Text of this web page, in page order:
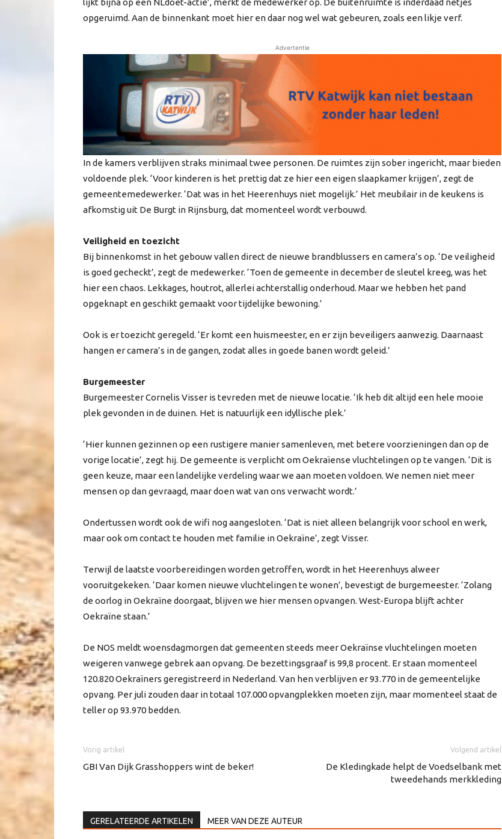
opgeruimd. Aan de binnenkant moet hier en daar nog wel wat gebeuren, zoals een likje verf.
Advertentie
In de kamers verblijven straks minimaal twee personen. De ruimtes zijn sober ingericht, maar bieden
voldoende plek. ‘Voor kinderen is het prettig dat ze hier een eigen slaapkamer krijgen’, zegt de
gemeentemedewerker. ‘Dat was in het Heerenhuys niet mogelijk.’ Het meubilair in de keukens is
afkomstig uit De Burgt in Rijnsburg, dat momenteel wordt verbouwd.
Veiligheid en toezicht
Bij binnenkomst in het gebouw vallen direct de nieuwe brandblussers en camera’s op. ‘De veiligheid
is goed gecheckt’, zegt de medewerker. ‘Toen de gemeente in december de sleutel kreeg, was het
hier een chaos. Lekkages, houtrot, allerlei achterstallig onderhoud. Maar we hebben het pand
opgeknapt en geschikt gemaakt voor tijdelijke bewoning.’
Ook is er toezicht geregeld. ‘Er komt een huismeester, en er zijn beveiligers aanwezig. Daarnaast
hangen er camera’s in de gangen, zodat alles in goede banen wordt geleid.’
Burgemeester
Burgemeester Cornelis Visser is tevreden met de nieuwe locatie. ‘Ik heb dit altijd een hele mooie
plek gevonden in de duinen. Het is natuurlijk een idyllische plek.’
‘Hier kunnen gezinnen op een rustigere manier samenleven, met betere voorzieningen dan op de
vorige locatie’, zegt hij. De gemeente is verplicht om Oekraïense vluchtelingen op te vangen. ‘Dit is
geen keuze, maar een landelijke verdeling waar we aan moeten voldoen. We nemen niet meer
mensen op dan gevraagd, maar doen wat van ons verwacht wordt.’
Ondertussen wordt ook de wifi nog aangesloten. ‘Dat is niet alleen belangrijk voor school en werk,
maar ook om contact te houden met familie in Oekraïne’, zegt Visser.
Terwijl de laatste voorbereidingen worden getroffen, wordt in het Heerenhuys alweer
vooruitgekeken. ‘Daar komen nieuwe vluchtelingen te wonen’, bevestigt de burgemeester. ‘Zolang
de oorlog in Oekraïne doorgaat, blijven we hier mensen opvangen. West-Europa blijft achter
Oekraïne staan.’
De NOS meldt woensdagmorgen dat gemeenten steeds meer Oekraïnse vluchtelingen moeten
weigeren vanwege gebrek aan opvang. De bezettingsgraaf is 99,8 procent. Er staan momenteel
120.820 Oekraïners geregistreerd in Nederland. Van hen verblijven er 93.770 in de gemeentelijke
opvang. Per juli zouden daar in totaal 107.000 opvangplekken moeten zijn, maar momenteel staat de
teller op 93.970 bedden.
Vorig artikel
GBI Van Dijk Grasshoppers wint de beker!
Volgend artikel
De Kledingkade helpt de Voedselbank met
tweedehands merkkleding
GERELATEERDE ARTIKELEN MEER VAN DEZE AUTEUR